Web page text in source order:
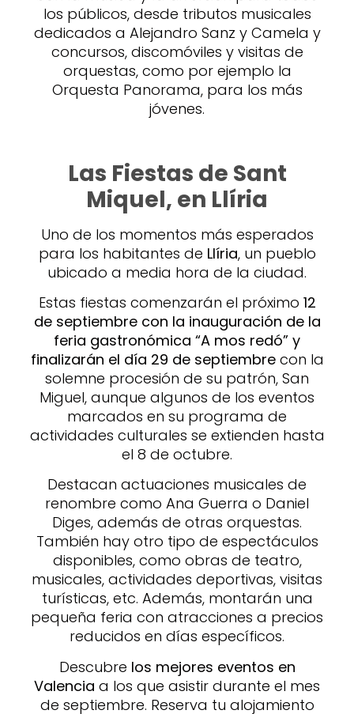
los públicos, desde tributos musicales
dedicados a Alejandro Sanz y Camela y
concursos, discomóviles y visitas de
orquestas, como por ejemplo la
Orquesta Panorama, para los más
jóvenes.
Las Fiestas de Sant
Miquel, en Llíria
Uno de los momentos más esperados
para los habitantes de Llíria, un pueblo
ubicado a media hora de la ciudad.
Estas fiestas comenzarán el próximo 12
de septiembre con la inauguración de la
feria gastronómica “A mos redó” y
finalizarán el día 29 de septiembrecon la
solemne procesión de su patrón, San
Miguel, aunque algunos de los eventos
marcados en su programa de
actividades culturales se extienden hasta
el 8 de octubre.
Destacan actuaciones musicales de
renombre como Ana Guerra o Daniel
Diges, además de otras orquestas.
También hay otro tipo de espectáculos
disponibles, como obras de teatro,
musicales, actividades deportivas, visitas
turísticas, etc. Además, montarán una
pequeña feria con atracciones a precios
reducidos en días específicos.
Descubre los mejores eventos en
Valencia a los que asistir durante el mes
de septiembre. Reserva tu alojamiento